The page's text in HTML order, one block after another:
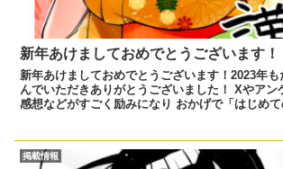
新年あけましておめでとうございます！
新年あけましておめでとうございます！2023年
んでいただきありがとうございました！ Xやアン
感想などがすごく励みになり おかげで「はじめ
掲載情報